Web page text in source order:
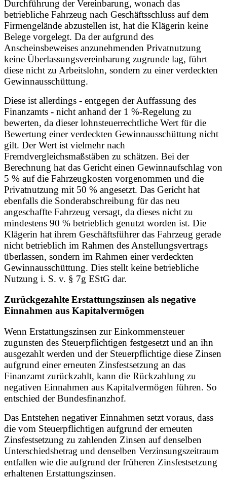
Durchführung der Vereinbarung, wonach das
betriebliche Fahrzeug nach Geschäftsschluss auf dem
Firmengelände abzustellen ist, hat die Klägerin keine
Belege vorgelegt. Da der aufgrund des
Anscheinsbeweises anzunehmenden Privatnutzung
keine Überlassungsvereinbarung zugrunde lag, führt
diese nicht zu Arbeitslohn, sondern zu einer verdeckten
Gewinnausschüttung.
Diese ist allerdings - entgegen der Auffassung des
Finanzamts - nicht anhand der 1 %-Regelung zu
bewerten, da dieser lohnsteuerrechtliche Wert für die
Bewertung einer verdeckten Gewinnausschüttung nicht
gilt. Der Wert ist vielmehr nach
Fremdvergleichsmaßstäben zu schätzen. Bei der
Berechnung hat das Gericht einen Gewinnaufschlag von
5 % auf die Fahrzeugkosten vorgenommen und die
Privatnutzung mit 50 % angesetzt. Das Gericht hat
ebenfalls die Sonderabschreibung für das neu
angeschaffte Fahrzeug versagt, da dieses nicht zu
mindestens 90 % betrieblich genutzt worden ist. Die
Klägerin hat ihrem Geschäftsführer das Fahrzeug gerade
nicht betrieblich im Rahmen des Anstellungsvertrags
überlassen, sondern im Rahmen einer verdeckten
Gewinnausschüttung. Dies stellt keine betriebliche
Nutzung i. S. v. § 7g EStG dar.
Zurückgezahlte Erstattungszinsen als negative
Einnahmen aus Kapitalvermögen
Wenn Erstattungszinsen zur Einkommensteuer
zugunsten des Steuerpflichtigen festgesetzt und an ihn
ausgezahlt werden und der Steuerpflichtige diese Zinsen
aufgrund einer erneuten Zinsfestsetzung an das
Finanzamt zurückzahlt, kann die Rückzahlung zu
negativen Einnahmen aus Kapitalvermögen führen. So
entschied der Bundesfinanzhof.
Das Entstehen negativer Einnahmen setzt voraus, dass
die vom Steuerpflichtigen aufgrund der erneuten
Zinsfestsetzung zu zahlenden Zinsen auf denselben
Unterschiedsbetrag und denselben Verzinsungszeitraum
entfallen wie die aufgrund der früheren Zinsfestsetzung
erhaltenen Erstattungszinsen.